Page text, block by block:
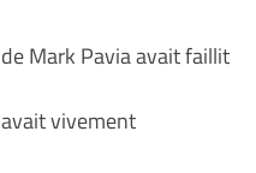
Mark Pavia avait faillit
vivement